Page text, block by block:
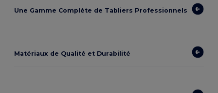
Une Gamme Complète de Tabliers Professionnels
Matériaux de Qualité et Durabilité